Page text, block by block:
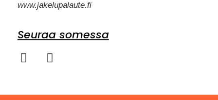
www.jakelupalaute.fi
Seuraa somessa